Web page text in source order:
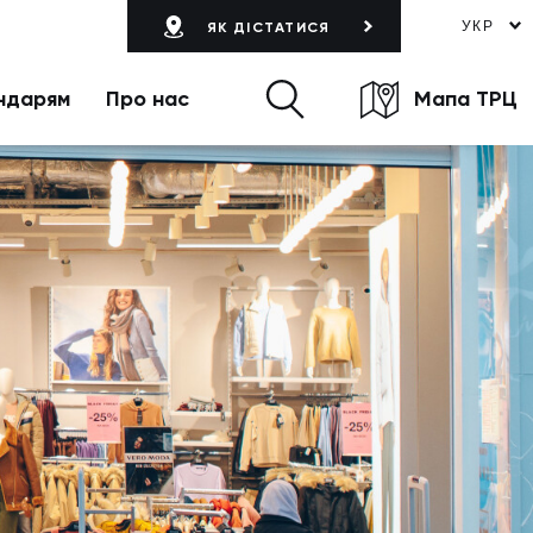
ЯК ДІСТАТИСЯ УКР
Про нас Мапа ТРЦ